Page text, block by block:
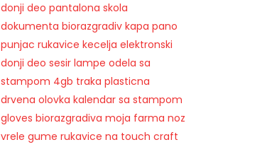
donji deo pantalona skola
dokumenta biorazgradiv kapa pano
punjac rukavice kecelja elektronski
donji deo sesir lampe odela sa
stampom 4gb traka plasticna
drvena olovka kalendar sa stampom
gloves biorazgradiva moja farma noz
vrele gume rukavice na touch craft